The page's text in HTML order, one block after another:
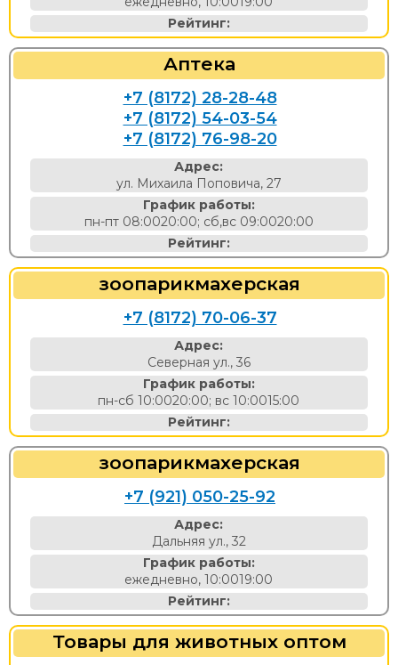
Рейтинг:
Аптека
+7 (8172) 28-28-48
+7 (8172) 54-03-54
+7 (8172) 76-98-20
Адрес:
ул. Михаила Поповича, 27
График работы:
пн-пт 08:0020:00; сб,вс 09:0020:00
Рейтинг:
зоопарикмахерская
+7 (8172) 70-06-37
Адрес:
Северная ул., 36
График работы:
пн-сб 10:0020:00; вс 10:0015:00
Рейтинг:
зоопарикмахерская
+7 (921) 050-25-92
Адрес:
Дальняя ул., 32
График работы:
ежедневно, 10:0019:00
Рейтинг:
Товары для животных оптом